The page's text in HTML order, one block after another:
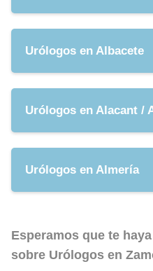
Urólogos en Albacete
Urólogos en Alacant /
Urólogos en Almería
Esperamos que te
sobre Urólogos en